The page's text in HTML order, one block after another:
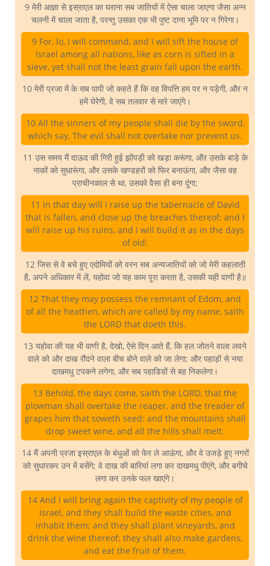
9 मेरी आज्ञा से इस्राएल का घराना सब जातियों में ऐसा चाला जाएगा जैसा अन्न
चलनी में चाला जाता है, परन्तु उसका एक भी पुष्ट दाना भूमि पर न गिरेगा।
9 For, lo, I will command, and I will sift the house of
Israel among all nations, like as corn is sifted in a
sieve, yet shall not the least grain fall upon the earth.
10 मेरी प्रजा में के सब पापी जो कहते हैं कि वह विपत्ति हम पर न पड़ेगी, और न
हमें घेरेगी, वे सब तलवार से मारे जाएंगे।
10 All the sinners of my people shall die by the sword,
which say, The evil shall not overtake nor prevent us.
11 उस समय मैं दाऊद की गिरी हुई झोंपड़ी को खड़ा करूंगा, और उसके बाड़े के
नाकों को सुधारूंगा, और उसके खण्डहरों को फिर बनाऊंगा, और जैसा वह
प्राचीनकाल से था, उसको वैसा ही बना दुंगा;
11 In that day will I raise up the tabernacle of David
that is fallen, and close up the breaches thereof; and I
will raise up his ruins, and I will build it as in the days
of old:
12 जिस से वे बचे हुए एदोमियों को वरन सब अन्यजातियों को जो मेरी कहलाती
है, अपने अधिकार में लें, यहोवा जो यह काम पूरा करता है, उसकी यही वाणी है॥
12 That they may possess the remnant of Edom, and
of all the heathen, which are called by my name, saith
the LORD that doeth this.
13 यहोवा की यह भी वाणी है, देखो, ऐसे दिन आते हैं, कि हल जोतने वाला लवने
वाले को और दाख रौंदने वाला बीच बोने वाले को जा लेगा; और पहाड़ों से नया
दाखमधु टपकने लगेगा, और सब पहाडिय़ों से बह निकलेगा।
13 Behold, the days come, saith the LORD, that the
plowman shall overtake the reaper, and the treader of
grapes him that soweth seed; and the mountains shall
drop sweet wine, and all the hills shall melt.
14 मैं अपनी प्रजा इस्राएल के बंधुओं को फेर ले आऊंगा, और वे उजड़े हुए नगरों
को सुधारकर उन में बसेंगे; वे दाख की बारियां लगा कर दाखमधु पीएंगे, और बगीचे
लगा कर उनके फल खाएंगे।
14 And I will bring again the captivity of my people of
Israel, and they shall build the waste cities, and
inhabit them; and they shall plant vineyards, and
drink the wine thereof; they shall also make gardens,
and eat the fruit of them.